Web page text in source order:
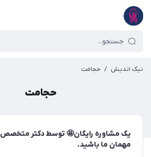
نیک اندیش / حجامت
حجامت
یک مشاوره رایگان🤩 توسط دکتر متخصص
مهمان ما باشید.